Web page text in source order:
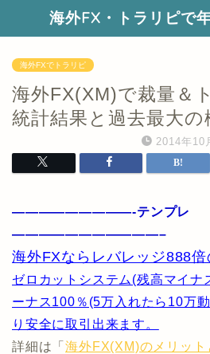
海外FX・トラリピで
海外FXでトラリピ
海外FX(XM)で裁量＆
統計結果と過去最大の
2014年10
—————————-テンプレ
———————————–
海外FXならレバレッジ888倍
ゼロカットシステム(残高マイナ
ーナス100％(5万入れたら10万
り安全に取引出来ます。
詳細は「海外FX(XM)のメリッ